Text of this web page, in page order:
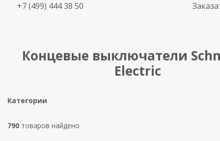
+7 (499) 444 38 50
Концевые выключатели
Electric
Категории
790 товаров найдено